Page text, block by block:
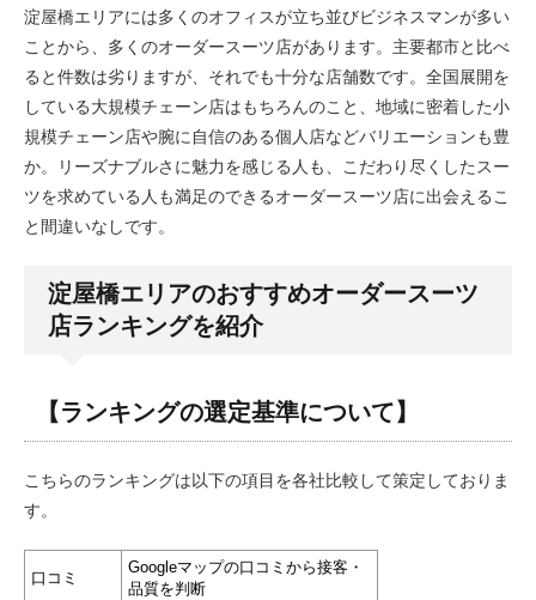
淀屋橋エリアには多くのオフィスが立ち並びビジネスマンが多い
ことから、多くのオーダースーツ店があります。主要都市と比べ
ると件数は劣りますが、それでも十分な店舗数です。全国展開を
している大規模チェーン店はもちろんのこと、地域に密着した小
規模チェーン店や腕に自信のある個人店などバリエーションも豊
か。リーズナブルさに魅力を感じる人も、こだわり尽くしたスー
ツを求めている人も満足のできるオーダースーツ店に出会えるこ
と間違いなしです。
淀屋橋エリアのおすすめオーダースーツ
店ランキングを紹介
【ランキングの選定基準について】
こちらのランキングは以下の項目を各社比較して策定しておりま
す。
口コミ
Googleマップの口コミから接客・
品質を判断